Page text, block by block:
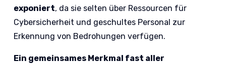
exponiert, da sie selten über Ressourcen für
Cybersicherheit und geschultes Personal zur
Erkennung von Bedrohungen verfügen.
Ein gemeinsames Merkmal fast aller